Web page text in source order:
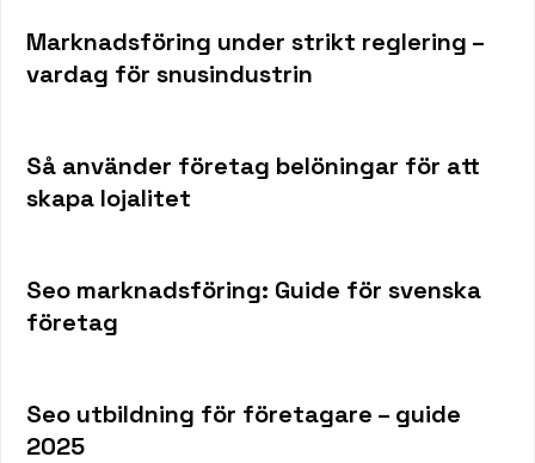
Marknadsföring under strikt reglering –
vardag för snusindustrin
Så använder företag belöningar för att
skapa lojalitet
Seo marknadsföring: Guide för svenska
företag
Seo utbildning för företagare – guide
2025